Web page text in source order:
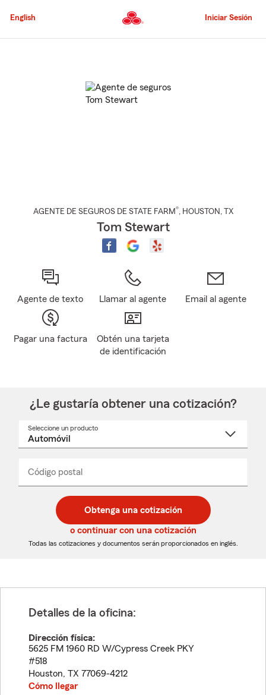
al
principal
English Iniciar Sesión
AGENTE DE SEGUROS DE STATE FARM®, HOUSTON , TX
Tom Stewart
Agente de texto Llamar al agente Email al agente
Pagar una factura
Obtén una tarjeta
de identificación
¿Le gustaría obtener una cotización?
Seleccione un producto
desplegable
Código postal
de
5
dígitos
de
5
dígitos
_____
Obtenga una cotización
o continuar con una cotización
Todas las cotizaciones y documentos serán proporcionados en inglés.
Detalles de la oficina:
Dirección física:
5625 FM 1960 RD W/Cypress Creek PKY
#518
Houston, TX 77069-4212
Cómo llegar